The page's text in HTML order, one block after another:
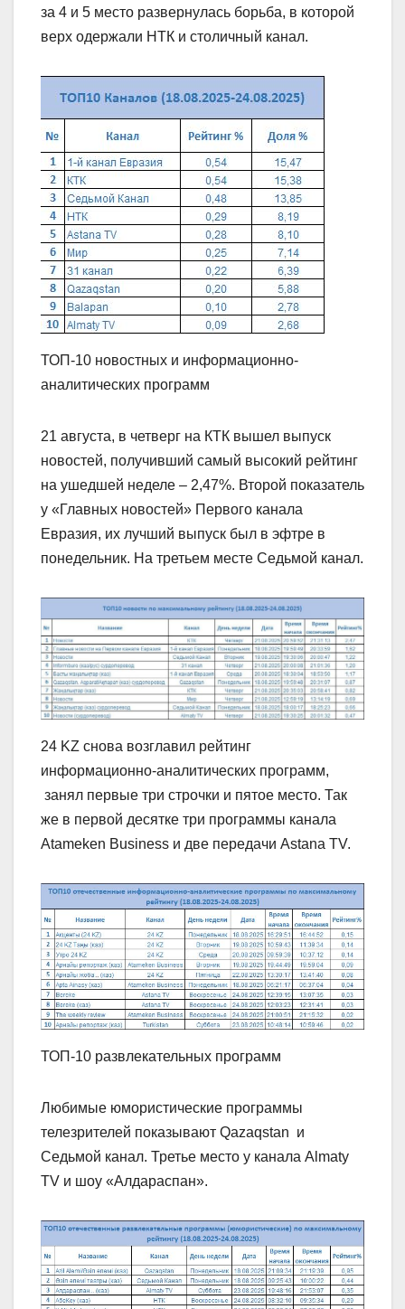
за 4 и 5 место развернулась борьба, в которой
верх одержали НТК и столичный канал.
ТОП-10 новостных и информационно-
аналитических программ
21 августа, в четверг на КТК вышел выпуск
новостей, получивший самый высокий рейтинг
на ушедшей неделе – 2,47%. Второй показатель
у «Главных новостей» Первого канала
Евразия, их лучший выпуск был в эфтре в
понедельник. На третьем месте Седьмой канал.
24 KZ снова возглавил рейтинг
информационно-аналитических программ,
занял первые три строчки и пятое место. Так
же в первой десятке три программы канала
Atameken Business и две передачи Astana TV.
ТОП-10 развлекательных программ
Любимые юмористические программы
телезрителей показывают Qazaqstan и
Седьмой канал. Третье место у канала Almaty
TV и шоу «Алдараспан».